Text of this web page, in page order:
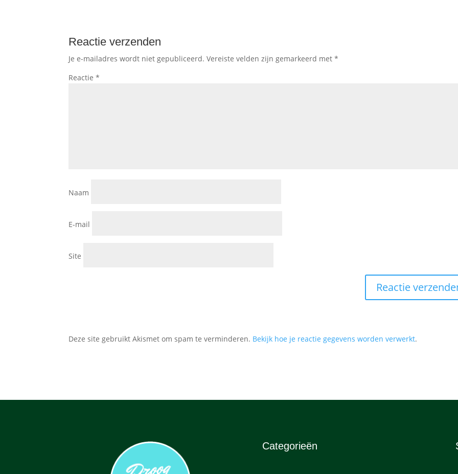
Reactie verzenden
Je e-mailadres wordt niet gepubliceerd. Vereiste velden zijn gemarkeerd met*
Reactie*
Naam
E-mail
Site
Deze site gebruikt Akismet om spam te verminderen. Bekijk hoe je reactie gegevens worden verwerkt.
Categorieën